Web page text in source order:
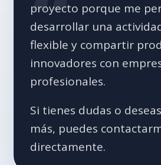
proyecto porque me
desarrollar una
flexible y compartir
innovadores con
profesionales.
Si tienes dudas o
más, puedes
directamente.